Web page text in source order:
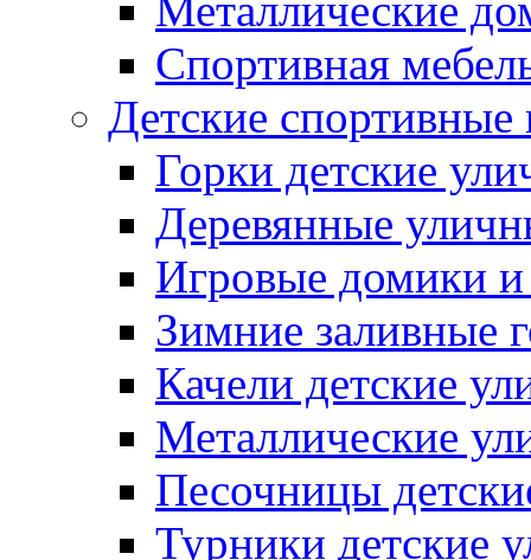
Спортивная
Детские
Горки детские
Деревянные
Игровые домики и
Зимние заливные
Качели детские
Металлические
Песочницы
Турники детские